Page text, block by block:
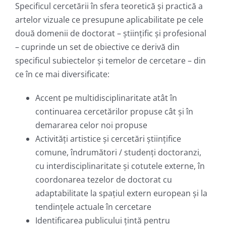
Specificul cercetării în sfera teoretică şi practică a
artelor vizuale ce presupune aplicabilitate pe cele
două domenii de doctorat – ştiinţific şi profesional
– cuprinde un set de obiective ce derivă din
specificul subiectelor şi temelor de cercetare – din
ce în ce mai diversificate:
Accent pe multidisciplinaritate atât în
continuarea cercetărilor propuse cât şi în
demararea celor noi propuse
Activităţi artistice şi cercetări ştiinţifice
comune, îndrumători / studenţi doctoranzi,
cu interdisciplinaritate şi cotutele externe, în
coordonarea tezelor de doctorat cu
adaptabilitate la spaţiul extern european şi la
tendinţele actuale în cercetare
Identificarea publicului ţintă pentru